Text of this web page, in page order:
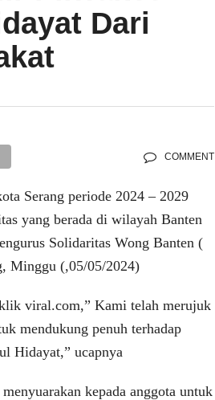
Dari
COMMENT
Serang periode 2024 – 2029
yang berada di wilayah Banten
Solidaritas Wong Banten (
Minggu (,05/05/2024)
viral.com,” Kami telah merujuk
mendukung penuh terhadap
Hidayat,” ucapnya
kepada anggota untuk